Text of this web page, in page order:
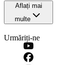
Aflați mai
multe
Urmăriți-ne